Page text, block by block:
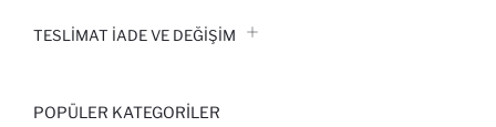
TESLIMAT İADE VE DEĞIŞIM
POPÜLER KATEGORILER